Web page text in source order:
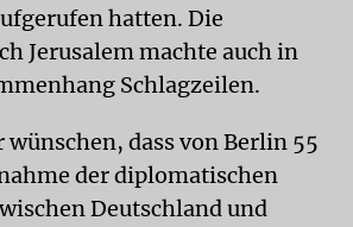
hatten. Die
Jerusalem machte auch in
Schlagzeilen.
dass von Berlin 55
der diplomatischen
Deutschland und